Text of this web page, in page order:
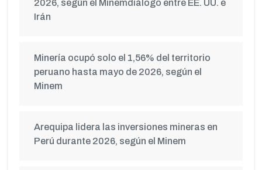
2026, según el Minemdiálogo entre EE. UU. e
Irán
Minería ocupó solo el 1,56% del territorio
peruano hasta mayo de 2026, según el
Minem
Arequipa lidera las inversiones mineras en
Perú durante 2026, según el Minem